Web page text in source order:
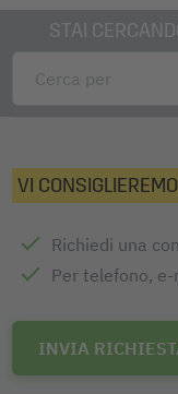
STAI
VI
Richiedi una
Per telefono,
INVIA